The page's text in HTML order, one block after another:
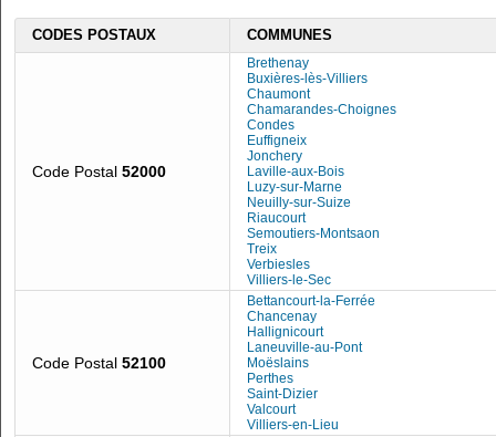
CODES POSTAUX COMMUNES
Code Postal 52000
Brethenay
Buxières-lès-Villiers
Chaumont
Chamarandes-Choignes
Condes
Euffigneix
Jonchery
Laville-aux-Bois
Luzy-sur-Marne
Neuilly-sur-Suize
Riaucourt
Semoutiers-Montsaon
Treix
Verbiesles
Villiers-le-Sec
Code Postal 52100
Bettancourt-la-Ferrée
Chancenay
Hallignicourt
Laneuville-au-Pont
Moëslains
Perthes
Saint-Dizier
Valcourt
Villiers-en-Lieu